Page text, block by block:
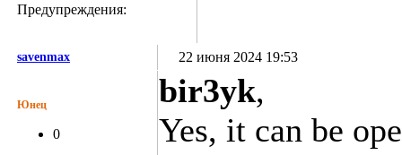
Предупреждения:
savenmax 22 июня 2024 19:53
Юнец
0
bir3yk,
Yes, it can be